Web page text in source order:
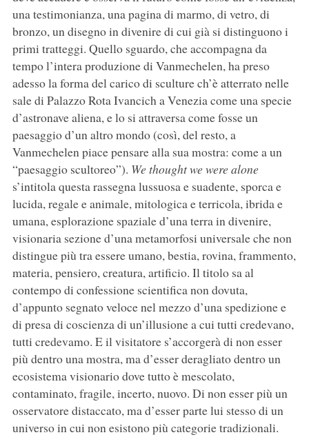
una testimonianza, una pagina di marmo, di vetro, di
bronzo, un disegno in divenire di cui già si distinguono i
primi tratteggi. Quello sguardo, che accompagna da
tempo l’intera produzione di Vanmechelen, ha preso
adesso la forma del carico di sculture ch’è atterrato nelle
sale di Palazzo Rota Ivancich a Venezia come una specie
d’astronave aliena, e lo si attraversa come fosse un
paesaggio d’un altro mondo (così, del resto, a
Vanmechelen piace pensare alla sua mostra: come a un
“paesaggio scultoreo”). We thought we were alone
s’intitola questa rassegna lussuosa e suadente, sporca e
lucida, regale e animale, mitologica e terricola, ibrida e
umana, esplorazione spaziale d’una terra in divenire,
visionaria sezione d’una metamorfosi universale che non
distingue più tra essere umano, bestia, rovina, frammento,
materia, pensiero, creatura, artificio. Il titolo sa al
contempo di confessione scientifica non dovuta,
d’appunto segnato veloce nel mezzo d’una spedizione e
di presa di coscienza di un’illusione a cui tutti credevano,
tutti credevamo. E il visitatore s’accorgerà di non esser
più dentro una mostra, ma d’esser deragliato dentro un
ecosistema visionario dove tutto è mescolato,
contaminato, fragile, incerto, nuovo. Di non esser più un
osservatore distaccato, ma d’esser parte lui stesso di un
universo in cui non esistono più categorie tradizionali.